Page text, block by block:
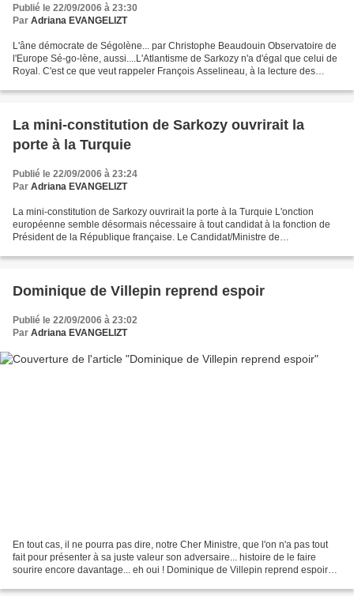
Publié le 22/09/2006 à 23:30
Par Adriana EVANGELIZT
L'âne démocrate de Ségolène... par Christophe Beaudouin Observatoire de
l'Europe Sé-go-lène, aussi....L'Atlantisme de Sarkozy n'a d'égal que celui de
Royal. C'est ce que veut rappeler François Asselineau, à la lecture des
La mini-constitution de Sarkozy ouvrirait la
porte à la Turquie
Publié le 22/09/2006 à 23:24
Par Adriana EVANGELIZT
La mini-constitution de Sarkozy ouvrirait la porte à la Turquie L'onction
européenne semble désormais nécessaire à tout candidat à la fonction de
Président de la République française. Le Candidat/Ministre de
Dominique de Villepin reprend espoir
Publié le 22/09/2006 à 23:02
Par Adriana EVANGELIZT
En tout cas, il ne pourra pas dire, notre Cher Ministre, que l'on n'a pas tout
fait pour présenter à sa juste valeur son adversaire... histoire de le faire
sourire encore davantage... eh oui ! Dominique de Villepin reprend espoir